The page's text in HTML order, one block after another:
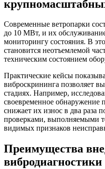
Современные ветропарки
до 10 МВт, и их обслуживание
мониторингу состояния. В
становится неотъемлемой
техническим состоянием
Практические кейсы
виброскрининга позволяет
стадиях. Например,
своевременное
снижает их износ в два раза
проверками, выполняемыми
видимых признаков
Преимущества
вибродиагностики